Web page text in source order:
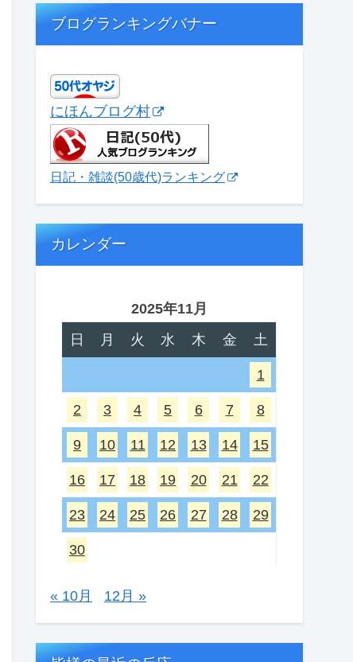
ブログランキングバナー
にほんブログ村
日記・雑談(50歳代)ランキング
カレンダー
2025年11月
日
月 火 水 木 金 土
1
2 3 4 5 6 7 8
9 10 11 12 13 14 15
16 17 18 19 20 21 22
23 24 25 26 27 28 29
30
« 10月 12月 »